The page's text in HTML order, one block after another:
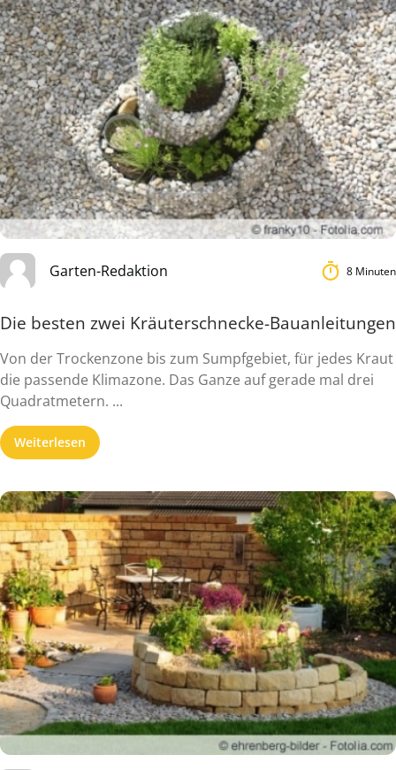
Garten-Redaktion 8 Minuten
Die besten zwei Kräuterschnecke-Bauanleitungen
Von der Trockenzone bis zum Sumpfgebiet, für jedes Kraut
die passende Klimazone. Das Ganze auf gerade mal drei
Quadratmetern. ...
Weiterlesen